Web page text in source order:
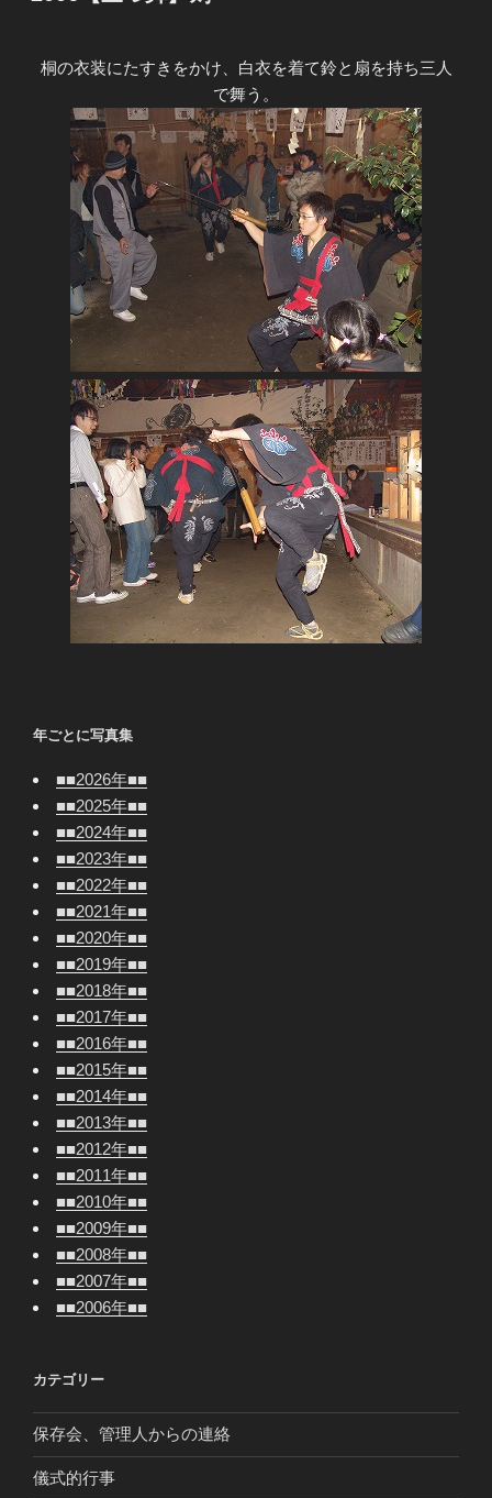
日:
桐の衣装にたすきをかけ、白衣を着て鈴と扇を持ち三人
で舞う。
年ごとに写真集
■■2026年■■
■■2025年■■
■■2024年■■
■■2023年■■
■■2022年■■
■■2021年■■
■■2020年■■
■■2019年■■
■■2018年■■
■■2017年■■
■■2016年■■
■■2015年■■
■■2014年■■
■■2013年■■
■■2012年■■
■■2011年■■
■■2010年■■
■■2009年■■
■■2008年■■
■■2007年■■
■■2006年■■
カテゴリー
保存会、管理人からの連絡
儀式的行事